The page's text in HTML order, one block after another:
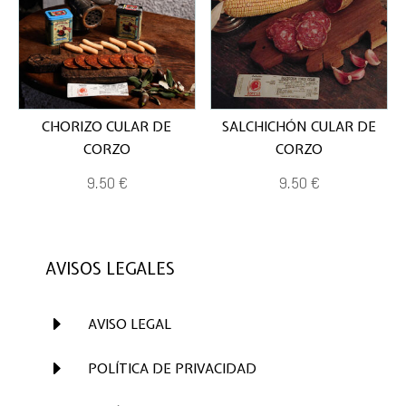
CHORIZO CULAR DE
CORZO
9,50 €
SALCHICHÓN CULAR DE
CORZO
9,50€
AVISOS LEGALES
E AVISO LEGAL
E POLÍTICA DE PRIVACIDAD